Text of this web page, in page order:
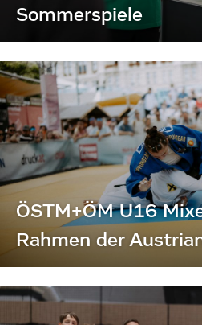
Sommerspiele
ÖSTM+ÖM U16
Rahmen der